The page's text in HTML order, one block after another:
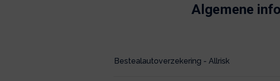
Algemene
Bestealautoverzekering - Allrisk